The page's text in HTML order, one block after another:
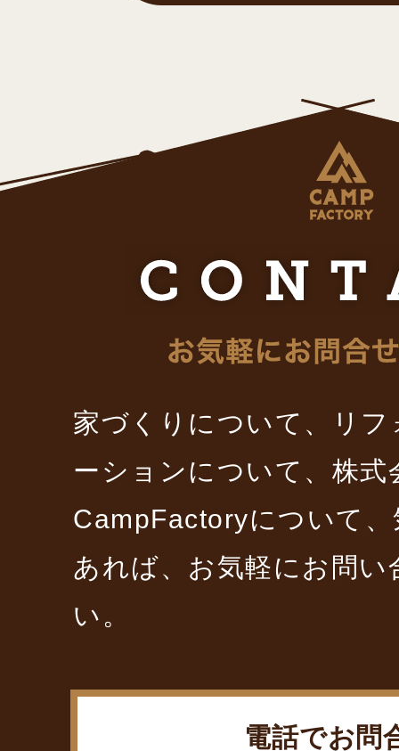
家づくりについて、リ
ーションについて、株式
CampFactoryについて
あれば、お気軽にお問
い。
電話でお問